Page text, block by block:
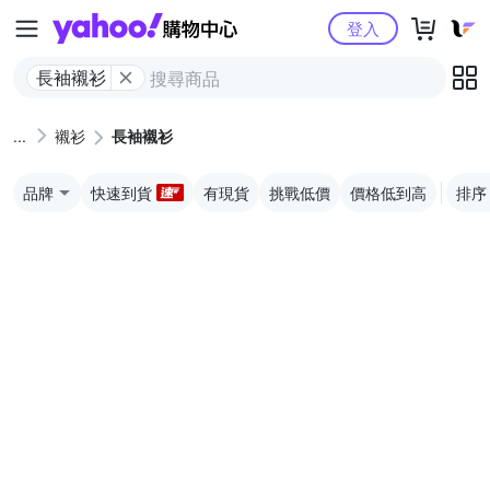
Yahoo購物中心
長袖襯衫
登入
襯衫 長袖襯衫
品牌 快速到貨 有現貨 挑戰低價 價格低到高 排序